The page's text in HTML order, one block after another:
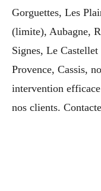
Gorguettes, Les
(limite), Aubagne,
Signes, Le
Provence, Cassis,
intervention
nos clients.